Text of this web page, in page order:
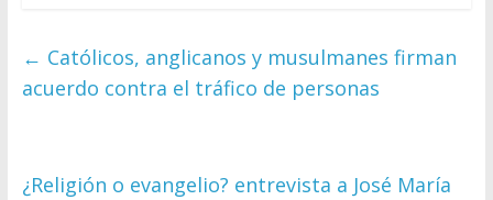
← Católicos, anglicanos y musulmanes firman
acuerdo contra el tráfico de personas
¿Religión o evangelio? entrevista a José María